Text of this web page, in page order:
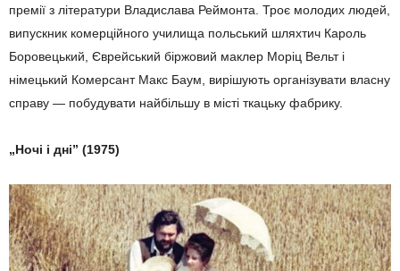
премії з літератури Владислава Реймонта. Троє молодих людей,
випускник комерційного училища польський шляхтич Кароль
Боровецький, Єврейський біржовий маклер Моріц Вельт і
німецький Комерсант Макс Баум, вирішують організувати власну
справу — побудувати найбільшу в місті ткацьку фабрику.
„Ночі і дні” (1975)